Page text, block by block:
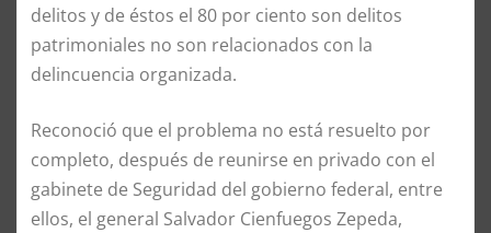
delitos y de éstos el 80 por ciento son delitos
patrimoniales no son relacionados con la
delincuencia organizada.
Reconoció que el problema no está resuelto por
completo, después de reunirse en privado con el
gabinete de Seguridad del gobierno federal, entre
ellos, el general Salvador Cienfuegos Zepeda,